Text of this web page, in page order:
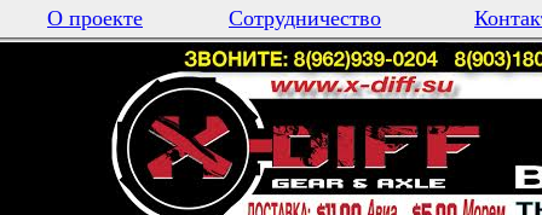
О проекте Сотрудничество